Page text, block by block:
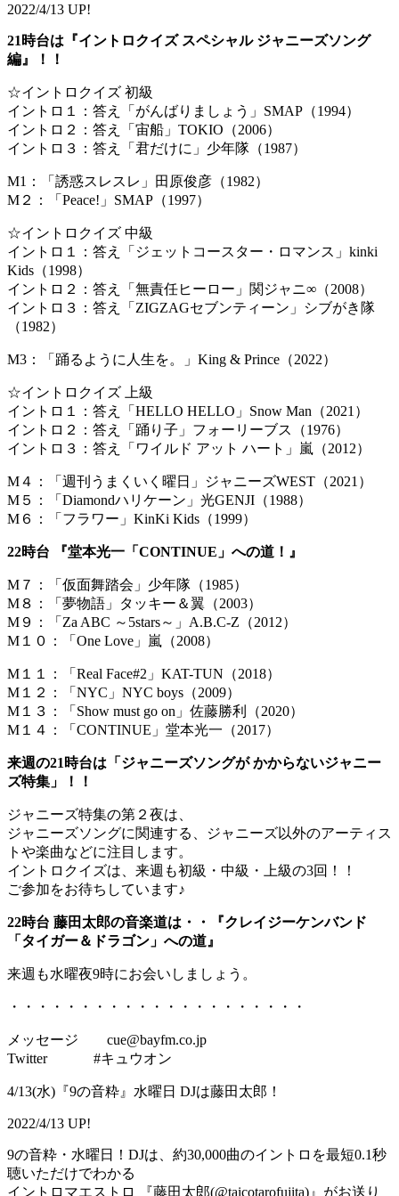
2022/4/13 UP!
21時台は『イントロクイズ スペシャル ジャニーズソング
編』！！
☆イントロクイズ 初級
イントロ１：答え「がんばりましょう」SMAP（1994）
イントロ２：答え「宙船」TOKIO（2006）
イントロ３：答え「君だけに」少年隊（1987）
M1：「誘惑スレスレ」田原俊彦（1982）
M２：「Peace!」SMAP（1997）
☆イントロクイズ 中級
イントロ１：答え「ジェットコースター・ロマンス」kinki
Kids（1998）
イントロ２：答え「無責任ヒーロー」関ジャニ∞（2008）
イントロ３：答え「ZIGZAGセブンティーン」シブがき隊
（1982）
M3：「踊るように人生を。」King & Prince（2022）
☆イントロクイズ 上級
イントロ１：答え「HELLO HELLO」Snow Man（2021）
イントロ２：答え「踊り子」フォーリーブス（1976）
イントロ３：答え「ワイルド アット ハート」嵐（2012）
M４：「週刊うまくいく曜日」ジャニーズWEST（2021）
M５：「Diamondハリケーン」光GENJI（1988）
M６：「フラワー」KinKi Kids（1999）
22時台 『堂本光一「CONTINUE」への道！』
M７：「仮面舞踏会」少年隊（1985）
M８：「夢物語」タッキー＆翼（2003）
M９：「Za ABC ～5stars～」A.B.C-Z（2012）
M１０：「One Love」嵐（2008）
M１１：「Real Face#2」KAT-TUN（2018）
M１２：「NYC」NYC boys（2009）
M１３：「Show must go on」佐藤勝利（2020）
M１４：「CONTINUE」堂本光一（2017）
来週の21時台は「ジャニーズソングが かからないジャニー
ズ特集」！！
ジャニーズ特集の第２夜は、
ジャニーズソングに関連する、ジャニーズ以外のアーティス
トや楽曲などに注目します。
イントロクイズは、来週も初級・中級・上級の3回！！
ご参加をお待ちしています♪
22時台 藤田太郎の音楽道は・・『クレイジーケンバンド
「タイガー＆ドラゴン」への道』
来週も水曜夜9時にお会いしましょう。
・・・・・・・・・・・・・・・・・・・・・
メッセージ cue@bayfm.co.jp
Twitter #キュウオン
4/13(水)『9の音粋』水曜日 DJは藤田太郎！
2022/4/13 UP!
9の音粋・水曜日！DJは、約30,000曲のイントロを最短0.1秒
聴いただけでわかる
イントロマエストロ 『藤田太郎(@taicotarofujita)』がお送り